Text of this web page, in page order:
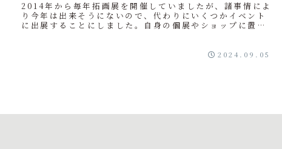
2014年から毎年拓画展を開催していましたが、諸事情によ
り今年は出来そうにないので、代わりにいくつかイベント
に出展することにしました。自身の個展やショップに置い
2024.09.05